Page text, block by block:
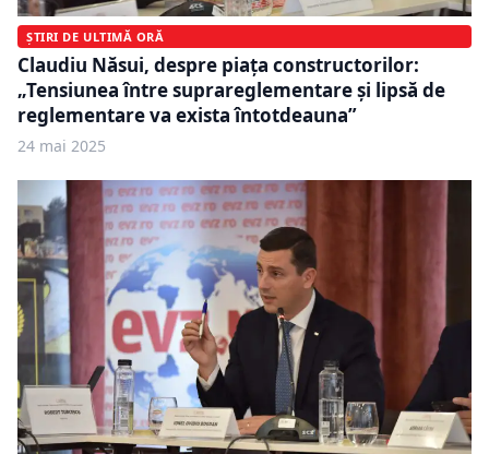
ȘTIRI DE ULTIMĂ ORĂ
Claudiu Năsui, despre piața constructorilor:
„Tensiunea între suprareglementare și lipsă de
reglementare va exista întotdeauna”
24 mai 2025